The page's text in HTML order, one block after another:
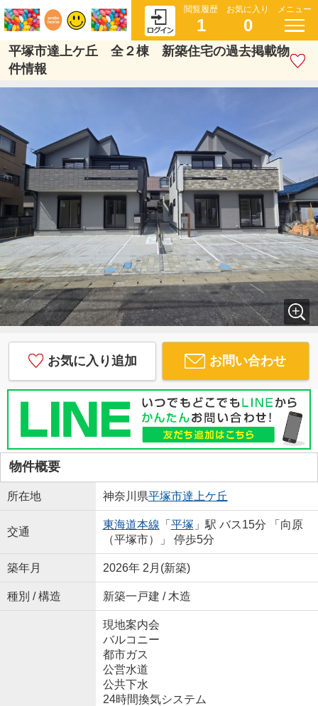
閲覧履歴
1
お気に入り
0
メニュー
平塚市達上ケ丘 全２棟 新築住宅の過去掲載物
件情報
お気に入り追加 お問い合わせ
物件概要
所在地 神奈川県平塚市達上ケ丘
交通
東海道本線 「 平塚 」駅 バス15分 「向原
（平塚市）」 停歩5分
築年月 2026年 2月(新築)
種別 / 構造 新築一戸建 / 木造
現地案内会
バルコニー
都市ガス
公営水道
公共下水
24時間換気システム